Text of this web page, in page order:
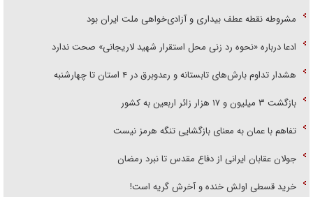
مشروطه نقطه عطف بیداری و آزادی‌خواهی ملت ایران بود
ادعا درباره «نحوه رد زنی محل استقرار شهید لاریجانی» صحت ندارد
هشدار تداوم بارش‌های تابستانه و رعدوبرق در ۴ استان تا چهارشنبه
بازگشت ۳ میلیون و ۱۷ هزار زائر اربعین به کشور
تفاهم با عمان به معنای بازگشایی تنگه هرمز نیست
جولان عقابان ایرانی از دفاع مقدس تا نبرد رمضان
خرید قسطی اولش خنده و آخرش گریه است!